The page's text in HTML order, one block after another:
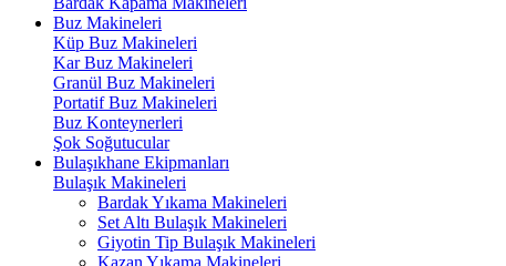
Buz Makineleri
Küp Buz Makineleri
Kar Buz Makineleri
Granül Buz Makineleri
Portatif Buz Makineleri
Buz Konteynerleri
Şok Soğutucular
Bulaşıkhane Ekipmanları
Bulaşık Makineleri
Bardak Yıkama Makineleri
Set Altı Bulaşık Makineleri
Giyotin Tip Bulaşık Makineleri
Kazan Yıkama Makineleri